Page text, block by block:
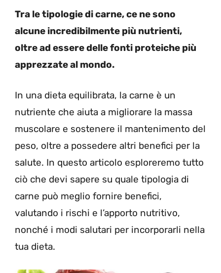
Tra le tipologie di carne, ce ne sono
alcune incredibilmente più nutrienti,
oltre ad essere delle fonti proteiche più
apprezzate al mondo.
In una dieta equilibrata, la carne è un
nutriente che aiuta a migliorare la massa
muscolare e sostenere il mantenimento del
peso, oltre a possedere altri benefici per la
salute. In questo articolo esploreremo tutto
ciò che devi sapere su quale tipologia di
carne può meglio fornire benefici,
valutando i rischi e l’apporto nutritivo,
nonché i modi salutari per incorporarli nella
tua dieta.